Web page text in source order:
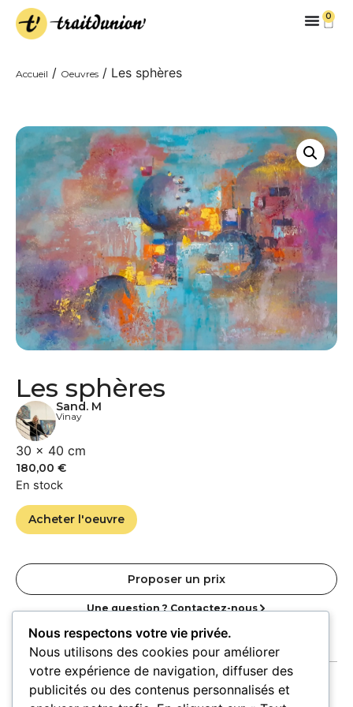
0
Accueil / Oeuvres / Les sphères
Les sphères
Sand. M
Vinay
30 × 40 cm
180,00 €
En stock
Acheter l'oeuvre
Proposer un prix
Une question ? Contactez-nous
Nous respectons votre vie privée.
Nous utilisons des cookies pour améliorer
votre expérience de navigation, diffuser des
publicités ou des contenus personnalisés et